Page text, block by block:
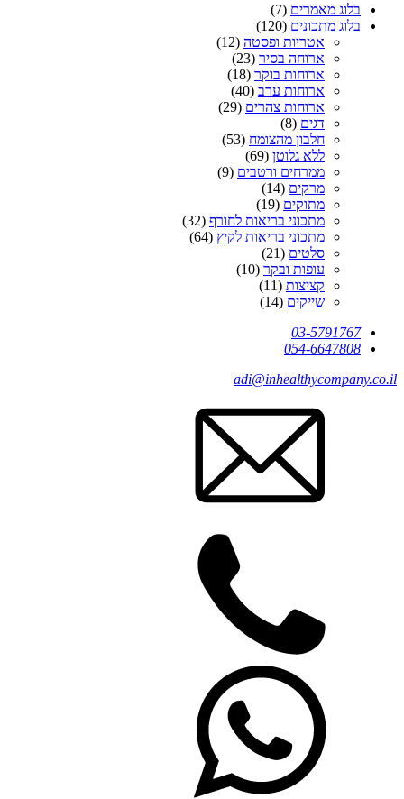
בלוג מאמרים (7)
בלוג מתכונים (120)
אטריות ופסטה (12)
ארוחה בסיר (23)
ארוחות בוקר (18)
ארוחות ערב (40)
ארוחות צהרים (29)
דגים (8)
חלבון מהצומח (53)
ללא גלוטן (69)
ממרחים ורטבים (9)
מרקים (14)
מתוקים (19)
מתכוני בריאות לחורף (32)
מתכוני בריאות לקיץ (64)
סלטים (21)
עופות ובקר (10)
קציצות (11)
שייקים (14)
03-5791767
054-6647808
adi@inhealthycompany.co.il